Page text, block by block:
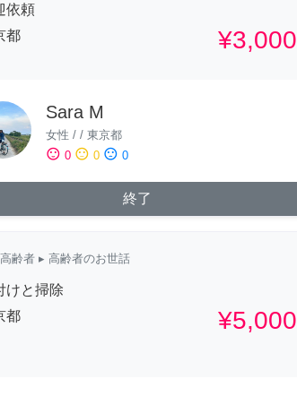
依頼
都
¥3,000
Sara M
女性 / / 東京都
sentiment_satisfied 0 sentiment_neutral 0 sentiment_dissatisfied 0
終了
高齢者 ▸ 高齢者のお世話
けと掃除
都
¥5,000